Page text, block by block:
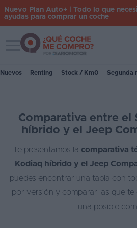
Iniciar
Coches
nuevos
Renting
Suscripción
Stock
Nuevo Plan Auto+ | Todo lo que
ayudas para comprar un coche
Toggle navigation
Nuevos Renting Stock / Km0 Segunda
Comparativa entre el
híbrido y el Jeep
Te presentamos la comparativa
Kodiaq híbrido y el Jeep
puedes encontrar una tabla con
por versión y comparar las que te
una posible